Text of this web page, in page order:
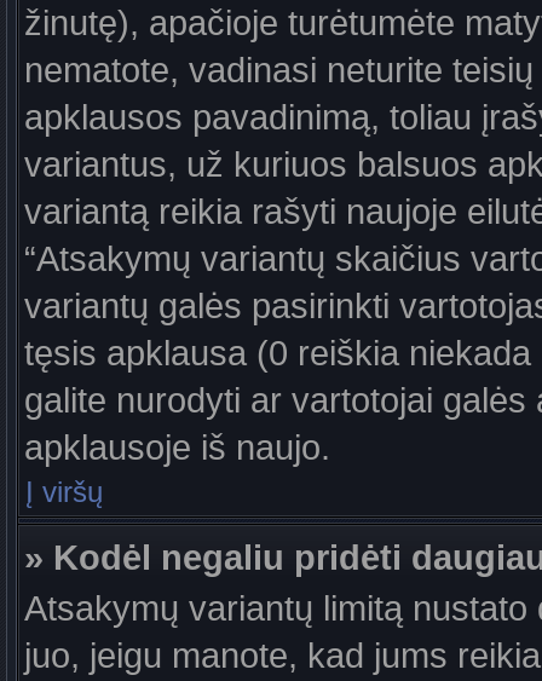
žinutę), apačioje turėtumėte
nematote, vadinasi neturite
apklausos pavadinimą, toliau
variantus, už kuriuos balsuos
variantą reikia rašyti naujoje
“Atsakymų variantų skaičius
variantų galės pasirinkti
tęsis apklausa (0 reiškia
galite nurodyti ar vartotojai
apklausoje iš naujo.
Į viršų
» Kodėl negaliu pridėti
Atsakymų variantų limitą
juo, jeigu manote, kad jums